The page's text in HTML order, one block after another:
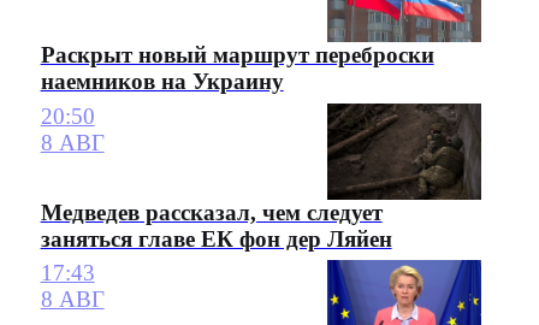
Раскрыт новый маршрут переброски
наемников на Украину
20:50
8 АВГ
Медведев рассказал, чем следует
заняться главе ЕК фон дер Ляйен
17:43
8 АВГ